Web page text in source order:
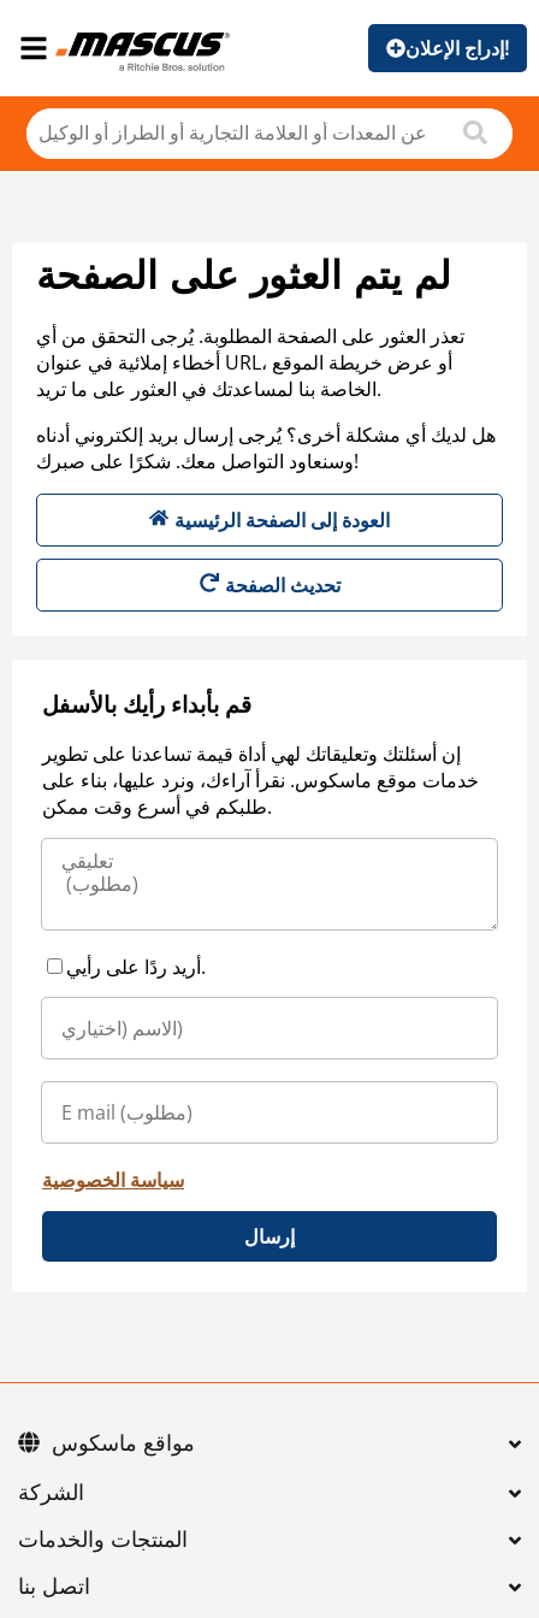
إدراج الإعلان!
لم يتم العثور على الصفحة
تعذر العثور على الصفحة المطلوبة. يُرجى التحقق من أي
أخطاء إملائية في عنوان URL، أو عرض خريطة الموقع
الخاصة بنا لمساعدتك في العثور على ما تريد.
هل لديك أي مشكلة أخرى؟ يُرجى إرسال بريد إلكتروني أدناه
وسنعاود التواصل معك. شكرًا على صبرك!
العودة إلى الصفحة الرئيسية
تحديث الصفحة
قم بأبداء رأيك بالأسفل
إن أسئلتك وتعليقاتك لهي أداة قيمة تساعدنا على تطوير
خدمات موقع ماسكوس. نقرأ آراءك، ونرد عليها، بناء على
طلبكم في أسرع وقت ممكن.
أريد ردًا على رأيي.
سياسة الخصوصية
إرسال
اتصل بنا
مواقع ماسكوس